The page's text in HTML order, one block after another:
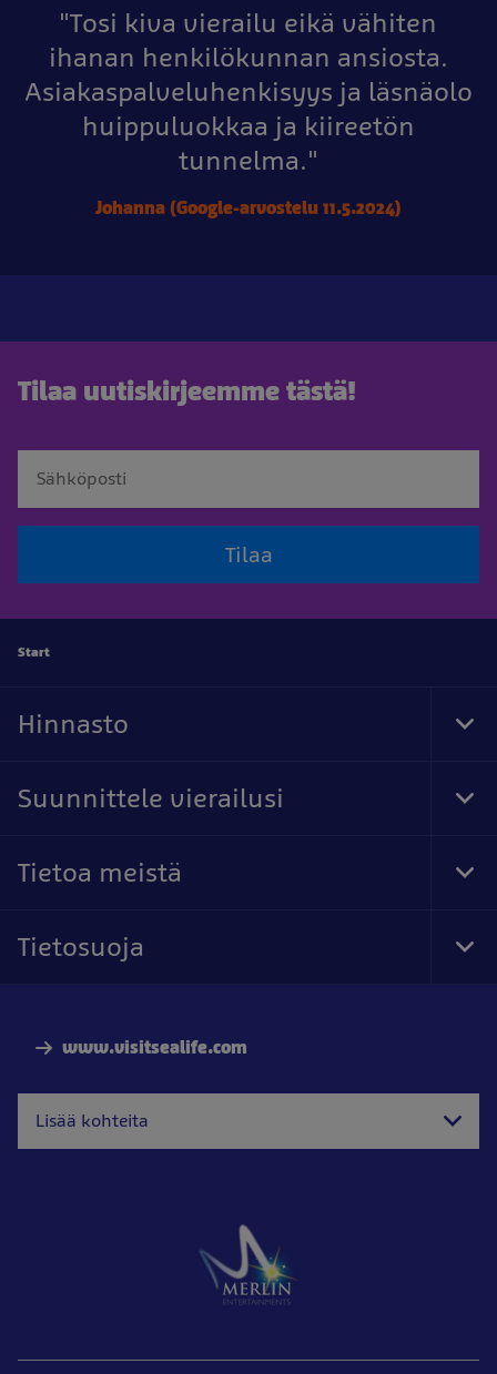
"Tosi kiva vierailu eikä vähiten
ihanan henkilökunnan ansiosta.
Asiakaspalveluhenkisyys ja läsnäolo
huippuluokkaa ja kiireetön
tunnelma."
Johanna (Google-arvostelu 11.5.2024)
Tilaa uutiskirjeemme tästä!
Tilaa
www.visitsealife.com
Lisää kohteita
Start
Hinnasto
Suunnittele vierailusi
Tietoa meistä
Tietosuoja